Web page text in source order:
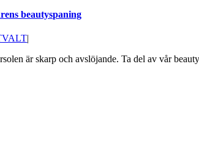
beautyspaning
|
är skarp och avslöjande. Ta del av vår